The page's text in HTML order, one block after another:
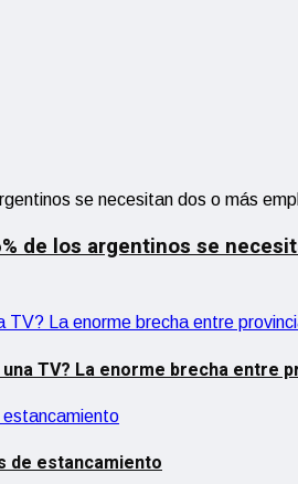
de los argentinos se
TV? La enorme brecha entre
de estancamiento